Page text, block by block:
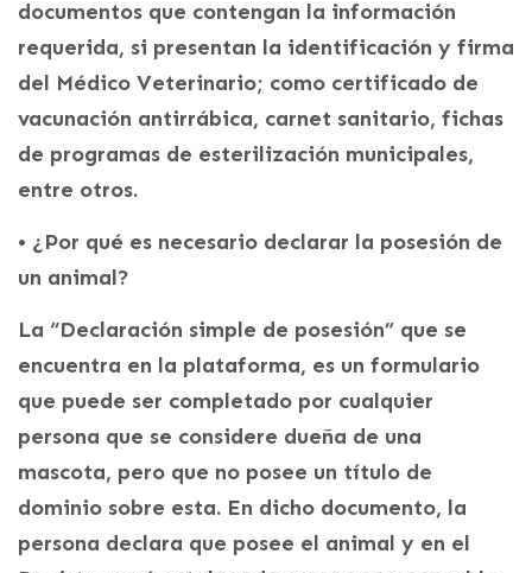
documentos que contengan la información
requerida, si presentan la identificación y firma
del Médico Veterinario; como certificado de
vacunación antirrábica, carnet sanitario, fichas
de programas de esterilización municipales,
entre otros.
• ¿Por qué es necesario declarar la posesión de
un animal?
La “Declaración simple de posesión” que se
encuentra en la plataforma, es un formulario
que puede ser completado por cualquier
persona que se considere dueña de una
mascota, pero que no posee un título de
dominio sobre esta. En dicho documento, la
persona declara que posee el animal y en el